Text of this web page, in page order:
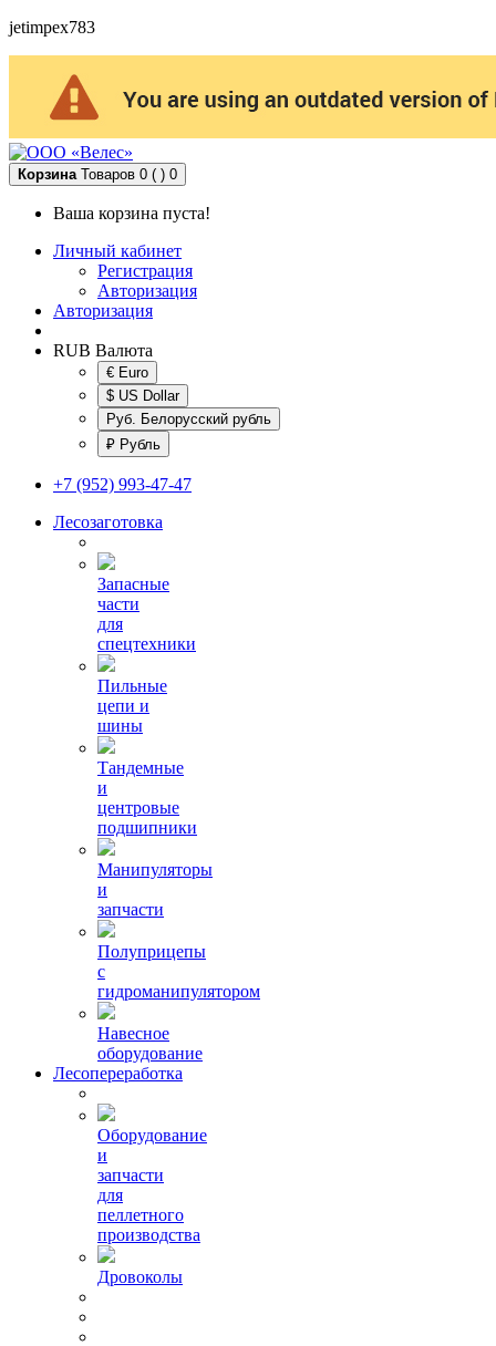
jetimpex783
Корзина Товаров 0 ( ) 0
Ваша корзина пуста!
Личный кабинет
Регистрация
Авторизация
Авторизация
RUB Валюта
€ Euro
$ US Dollar
Руб. Белорусский рубль
₽ Рубль
+7 (952) 993-47-47
Лесозаготовка
Запасные
части
для
спецтехники
Пильные
цепи и
шины
Тандемные
и
центровые
подшипники
Манипуляторы
и
запчасти
Полуприцепы
с
гидроманипулятором
Навесное
оборудование
Лесопереработка
Оборудование
и
запчасти
для
пеллетного
производства
Дровоколы